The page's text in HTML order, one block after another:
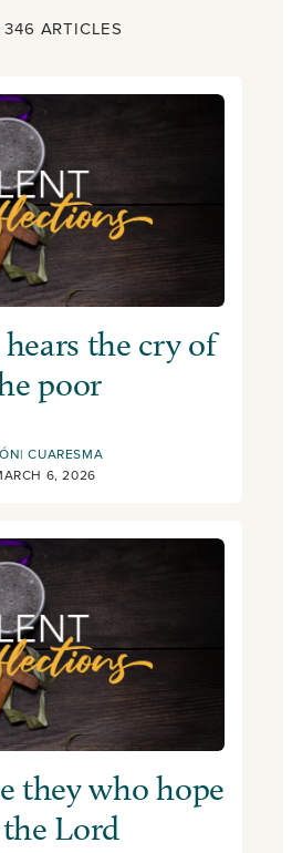
ARTICLES
the cry of
poor
CUARESMA
6, 2026
they who hope
Lord